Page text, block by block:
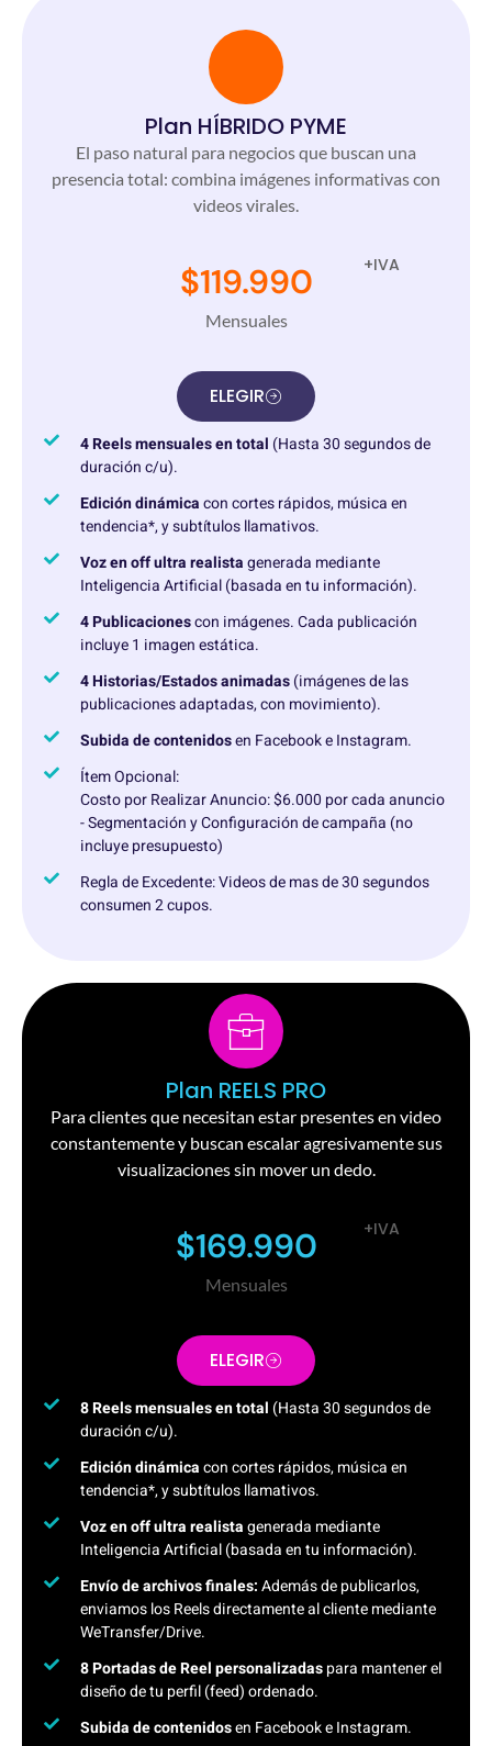
Plan HÍBRIDO PYME
El paso natural para negocios que buscan una
presencia total: combina imágenes informativas con
videos virales.
+IVA
$119.990
Mensuales
ELEGIR
4 Reels mensuales en total (Hasta 30 segundos de
duración c/u).
Edición dinámicacon cortes rápidos, música en
tendencia*, y subtítulos llamativos.
Voz en off ultra realistagenerada mediante
Inteligencia Artificial (basada en tu información).
4 Publicacionescon imágenes. Cada publicación
incluye 1 imagen estática.
4 Historias/Estados animadas(imágenes de las
publicaciones adaptadas, con movimiento).
Subida de contenidosen Facebook e Instagram.
Ítem Opcional:
Costo por Realizar Anuncio: $6.000 por cada anuncio
- Segmentación y Configuración de campaña (no
incluye presupuesto)
Regla de Excedente: Videos de mas de 30 segundos
consumen 2 cupos.
Plan REELS PRO
Para clientes que necesitan estar presentes en video
constantemente y buscan escalar agresivamente sus
visualizaciones sin mover un dedo.
+IVA
$169.990
Mensuales
ELEGIR
8 Reels mensuales en total (Hasta 30 segundos de
duración c/u).
Edición dinámicacon cortes rápidos, música en
tendencia*, y subtítulos llamativos.
Voz en off ultra realistagenerada mediante
Inteligencia Artificial (basada en tu información).
Envío de archivos finales:Además de publicarlos,
enviamos los Reels directamente al cliente mediante
WeTransfer/Drive.
8 Portadas de Reel personalizadaspara mantener el
diseño de tu perfil (feed) ordenado.
Subida de contenidosen Facebook e Instagram.